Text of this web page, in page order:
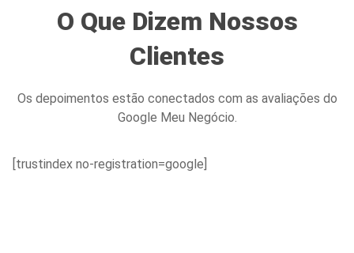
O Que Dizem Nossos
Clientes
Os depoimentos estão conectados com as avaliações do
Google Meu Negócio.
[trustindex no-registration=google]